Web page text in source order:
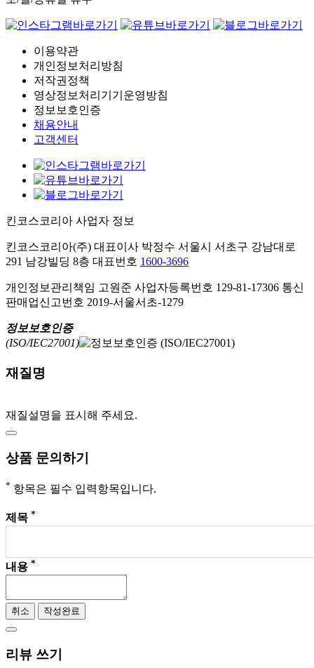
이용약관
개인정보처리방침
저작권정책
영상정보처리기기운영방침
정보보호인증
채용안내
고객센터
킨코스코리아 사업자 정보
킨코스코리아(주) 대표이사 박정수 서울시 서초구 강남대로
291 남강빌딩 8층 대표번호 1600-3696
개인정보관리책임 고원준 사업자등록번호 129-81-17306 통신
판매업신고번호 2019-서울서초-1279
정보보호인증
(ISO/IEC27001)
재질명
재질설명을 표시해 주세요.
상품 문의하기
* 항목은 필수 입력항목입니다.
제목 *
내용 *
취소 작성완료
리뷰 쓰기